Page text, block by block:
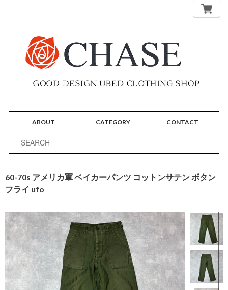
ABOUT CATEGORY CONTACT
60-70s アメリカ軍 ベイカーパンツ コットンサテン ボタン
フライ ufo